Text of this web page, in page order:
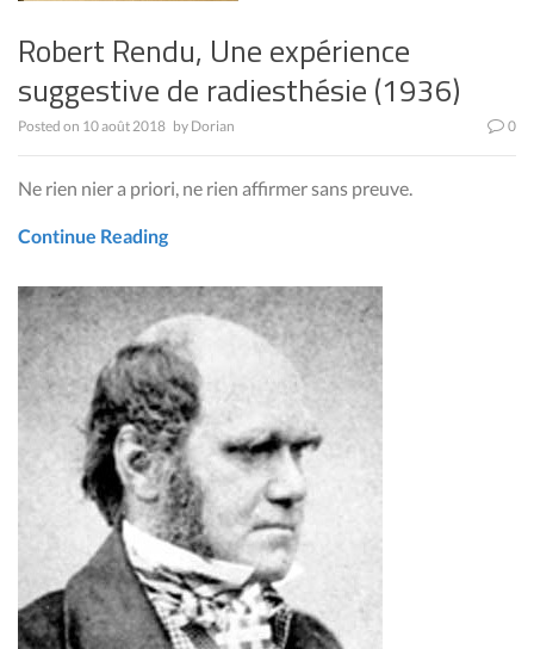
Robert Rendu, Une expérience
suggestive de radiesthésie (1936)
Posted on 10 août 2018 by Dorian 0
Ne rien nier a priori, ne rien affirmer sans preuve.
Continue Reading